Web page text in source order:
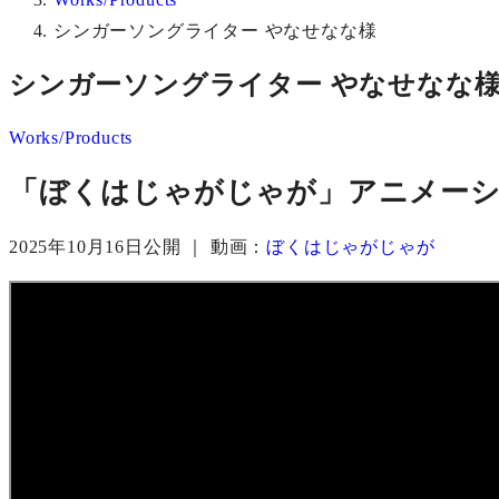
シンガーソングライター やなせなな様
シンガーソングライター やなせなな
Works/Products
「ぼくはじゃがじゃが」アニメー
2025年10月16日公開 ｜ 動画：ぼくはじゃがじゃ が